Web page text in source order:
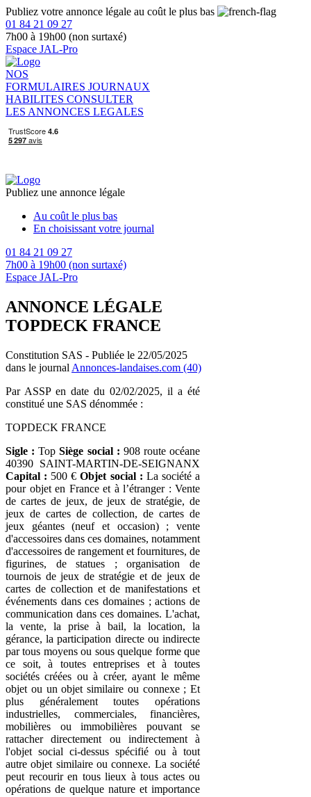
Publiez votre annonce légale au coût le plus bas
01 84 21 09 27
7h00 à 19h00 (non surtaxé)
Espace JAL-Pro
NOS
FORMULAIRES JOURNAUX
HABILITES CONSULTER
LES ANNONCES LEGALES
Publiez une annonce légale
Au coût le plus bas
En choisissant votre journal
01 84 21 09 27
7h00 à 19h00 (non surtaxé)
Espace JAL-Pro
ANNONCE LÉGALE
TOPDECK FRANCE
Constitution SAS - Publiée le 22/05/2025
dans le journal Annonces-landaises.com (40)
Par ASSP en date du 02/02/2025, il a été
constitué une SAS dénommée :
TOPDECK FRANCE
Sigle : TopSiège social : 908 route océane
40390 SAINT-MARTIN-DE-SEIGNANX
Capital : 500 €Objet social : La société a
pour objet en France et à l’étranger : Vente
de cartes de jeux, de jeux de stratégie, de
jeux de cartes de collection, de cartes de
jeux géantes (neuf et occasion) ; vente
d'accessoires dans ces domaines, notamment
d'accessoires de rangement et fournitures, de
figurines, de statues ; organisation de
tournois de jeux de stratégie et de jeux de
cartes de collection et de manifestations et
événements dans ces domaines ; actions de
communication dans ces domaines. L'achat,
la vente, la prise à bail, la location, la
gérance, la participation directe ou indirecte
par tous moyens ou sous quelque forme que
ce soit, à toutes entreprises et à toutes
sociétés créées ou à créer, ayant le même
objet ou un objet similaire ou connexe ; Et
plus généralement toutes opérations
industrielles, commerciales, financières,
mobilières ou immobilières pouvant se
rattacher directement ou indirectement à
l'objet social ci-dessus spécifié ou à tout
autre objet similaire ou connexe. La société
peut recourir en tous lieux à tous actes ou
opérations de quelque nature et importance